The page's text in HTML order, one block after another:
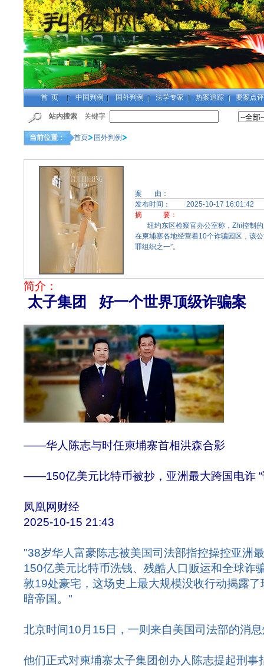
首 页 中国判例 国外判例 法学专家 热案追踪 要案点评
站内搜索 关键字
当前位置： 首页 国外判例
案 由：
发布时间：
2025-10-17 16:01:42
摘 要：
纽约东区检察官办公室称，Zhi控制
在柬埔寨各地经营着10个诈骗园区，该
罪组织之一”。
简介：
太子集团 好一个世界顶级诈骗案
——华人陈志与时任柬埔寨首相洪森合影
——150亿美元比特币被抄，亚洲最大跨国电诈 “
凤凰网财经
2025-10-15 21:43
"38岁华人富豪陈志被美国司法部指控操控亚洲
150亿美元比特币洗钱、残酷人口贩运和全球诈
敦19处豪宅，这场史上最大规模没收行动揭露
暗帝国。"
北京时间10月15日，一则来自美国司法部的消
他们正式对柬埔寨太子集团创办人陈志提起刑事